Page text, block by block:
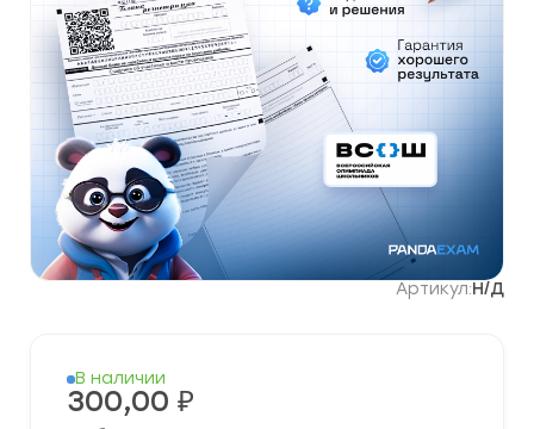
Артикул:Н/Д
В наличии
300,00 ₽